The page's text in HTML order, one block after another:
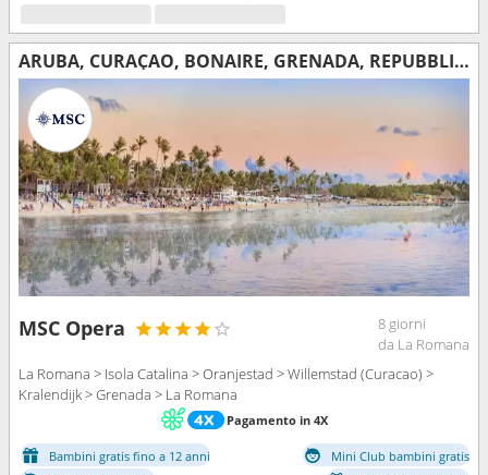
ARUBA, CURAÇAO, BONAIRE, GRENADA, REPUBBLICA DOMINICANA
MSC Opera
8 giorni
da La Romana
La Romana > Isola Catalina > Oranjestad > Willemstad (Curacao) >
Kralendijk > Grenada > La Romana
Pagamento in 4X
Bambini gratis fino a 12 anni
Mini Club bambini gratis